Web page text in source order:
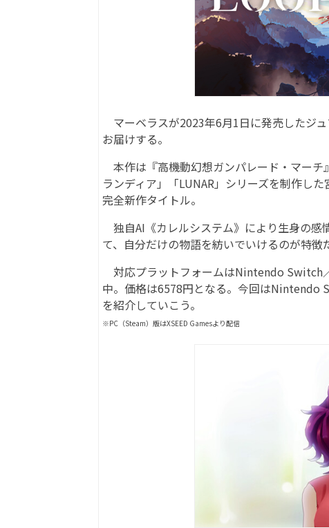
マーベラスが2023年6月1日に発売したジ
お届けする。
本作は『高機動幻想ガンパレード・マー
ランディア」「LUNAR」シリーズを制作し
完全新作タイトル。
独自AI《カレルシステム》により生身の感
て、自分だけの物語を紡いでいけるのが特徴
対応プラットフォームはNintendo Switch
中。価格は6578円となる。今回はNintendo
を紹介していこう。
※PC（Steam）版はXSEED Gamesより配信